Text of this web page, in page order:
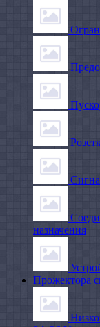
назначения
Прожектора